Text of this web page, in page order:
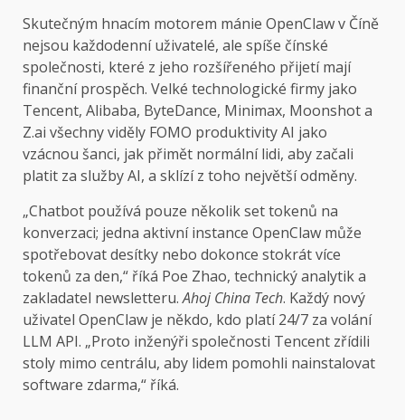
Skutečným hnacím motorem mánie OpenClaw v Číně
nejsou každodenní uživatelé, ale spíše čínské
společnosti, které z jeho rozšířeného přijetí mají
finanční prospěch. Velké technologické firmy jako
Tencent, Alibaba, ByteDance, Minimax, Moonshot a
Z.ai všechny viděly FOMO produktivity AI jako
vzácnou šanci, jak přimět normální lidi, aby začali
platit za služby AI, a sklízí z toho největší odměny.
„Chatbot používá pouze několik set tokenů na
konverzaci; jedna aktivní instance OpenClaw může
spotřebovat desítky nebo dokonce stokrát více
tokenů za den,“ říká Poe Zhao, technický analytik a
zakladatel newsletteru.Ahoj China Tech. Každý nový
uživatel OpenClaw je někdo, kdo platí 24/7 za volání
LLM API. „Proto inženýři společnosti Tencent zřídili
stoly mimo centrálu, aby lidem pomohli nainstalovat
software zdarma,“ říká.